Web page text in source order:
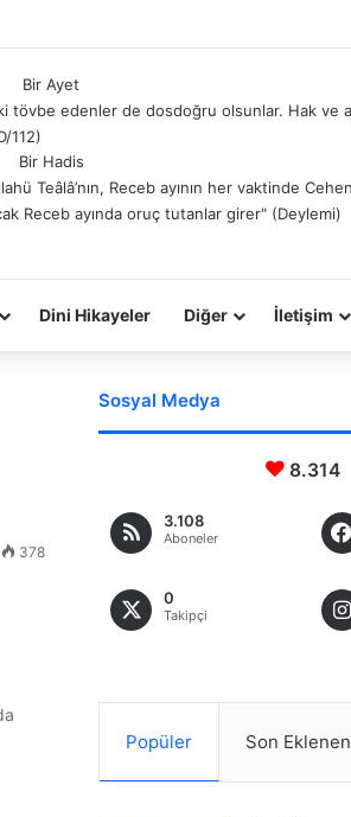
Bir Ayet
tövbe edenler de dosdoğru olsunlar. Hak ve
112)
Bir Hadis
Teâlâ’nın, Receb ayının her vaktinde
Receb ayında oruç tutanlar girer" (Deylemi)
Dini Hikayeler Diğer İletişim
378
Sosyal Medya
8.314
3.108
Aboneler
0
Takipçi
Popüler Son Eklenen